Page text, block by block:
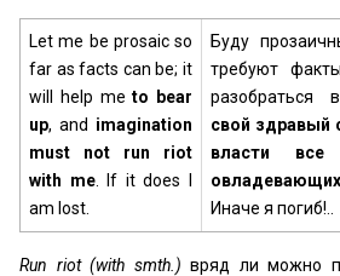
Let me be prosaic so
far as facts can be; it
will help meto bear
up, and imagination
must not run riot
with me. If it does I
am lost.
Буду
требуют
разобраться
свой здравый
власти
Иначе я погиб!..
Run riot (with smth.) вряд ли можно